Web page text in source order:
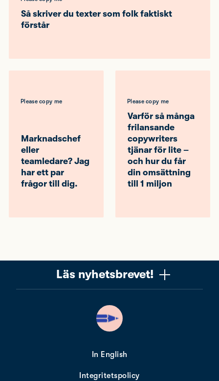
Så skriver du texter som folk faktiskt
förstår
Please copy me
Marknadschef
eller
teamledare? Jag
har ett par
frågor till dig.
Please copy me
Varför så många
frilansande
copywriters
tjänar för lite –
och hur du får
din omsättning
till 1 miljon
Läs nyhetsbrevet!
Ta chansen! Det är jag (Mattias) som skriver det, och
när du läser får du knep, verktyg och tankar som gör
copy me är alldeles gratis. Nära 10 000 får det redan.
In English
Integritetspolicy